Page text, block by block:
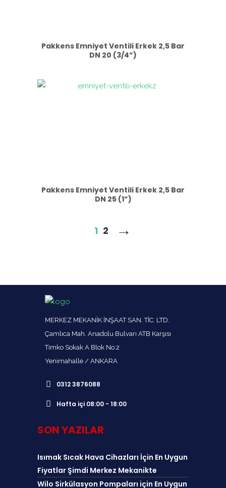
Pakkens Emniyet Ventili Erkek 2,5 Bar
DN 20 (3/4”)
Pakkens Emniyet Ventili Erkek 2,5 Bar
DN 25 (1”)
1 2 →
MERKEZ MEKANİK İNŞAAT SAN. TİC. LTD.
Çamlıca Mah. Anadolu Bulvarı ATB Karşısı
Timko Sokak A Blok No:2
Yenimahalle / ANKARA
0312 3876088
Hafta içi 08:00 - 18:00
SON YAZILAR
Isımak Sıcak Hava Cihazları İçin En Uygun
Fiyatlar Şimdi Merkez Mekanikte
Wilo Sirkülasyon Pompaları için En Uygun